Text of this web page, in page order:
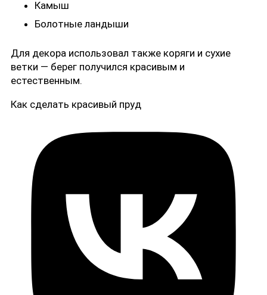
Камыш
Болотные ландыши
Для декора использовал также коряги и сухие
ветки — берег получился красивым и
естественным.
Как сделать красивый пруд